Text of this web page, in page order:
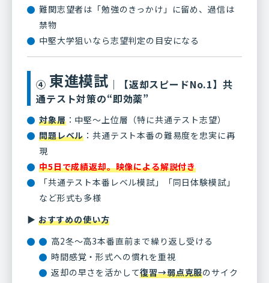
難関志望者は「勉強のきっかけ」に留め、過信は
禁物
中堅大学狙いなら志望判定の目安になる
④ 東進模試 ｜【返却スピードNo.1】共
通テスト対策の“即効薬”
対象層：中堅〜上位層（特に共通テスト志望）
問題レベル ：共通テスト本番の難易度を忠実に再
現
中5日で成績返却。映像による解説付き
「共通テスト本番レベル模試」「同日体験模試」
など形式も多様
▶ おすすめの使い方
高2冬〜高3本番直前まで繰り返し受ける
時間感覚・形式への慣れを重視
返却の早さを活かして復習→弱点克服のサイク